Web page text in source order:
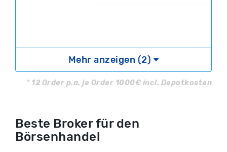
Ihr Kapital ist gefährdet.
Mehr anzeigen (2)
* 12 Order p.a. je Order 1000€ incl. Depotkosten
Beste Broker für den
Börsenhandel